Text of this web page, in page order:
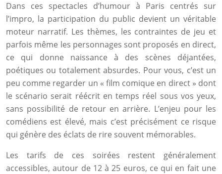
Dans ces spectacles d’humour à Paris centrés sur
l’impro, la participation du public devient un véritable
moteur narratif. Les thèmes, les contraintes de jeu et
parfois même les personnages sont proposés en direct,
ce qui donne naissance à des scènes déjantées,
poétiques ou totalement absurdes. Pour vous, c’est un
peu comme regarder un « film comique en direct » dont
le scénario serait réécrit en temps réel sous vos yeux,
sans possibilité de retour en arrière. L’enjeu pour les
comédiens est élevé, mais c’est précisément ce risque
qui génère des éclats de rire souvent mémorables.
Les tarifs de ces soirées restent généralement
accessibles, autour de 12 à 25 euros, ce qui en fait une